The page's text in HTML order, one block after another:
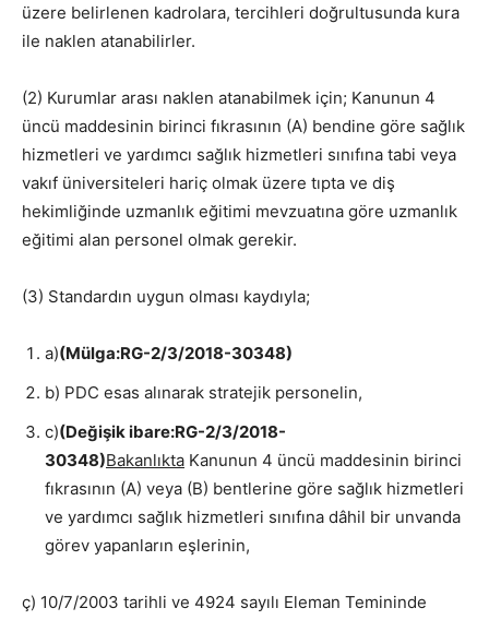
üzere belirlenen kadrolara, tercihleri doğrultusunda kura
ile naklen atanabilirler.
(2) Kurumlar arası naklen atanabilmek için; Kanunun 4
üncü maddesinin birinci fıkrasının (A) bendine göre sağlık
hizmetleri ve yardımcı sağlık hizmetleri sınıfına tabi veya
vakıf üniversiteleri hariç olmak üzere tıpta ve diş
hekimliğinde uzmanlık eğitimi mevzuatına göre uzmanlık
eğitimi alan personel olmak gerekir.
(3) Standardın uygun olması kaydıyla;
a)(Mülga:RG-2/3/2018-30348)
b) PDC esas alınarak stratejik personelin,
c)(Değişik ibare:RG-2/3/2018-
30348)Bakanlıkta Kanunun 4 üncü maddesinin birinci
fıkrasının (A) veya (B) bentlerine göre sağlık hizmetleri
ve yardımcı sağlık hizmetleri sınıfına dâhil bir unvanda
görev yapanların eşlerinin,
ç) 10/7/2003 tarihli ve 4924 sayılı Eleman Temininde